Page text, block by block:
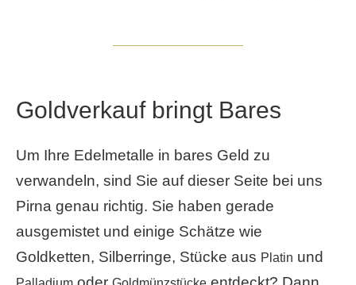
Goldverkauf bringt Bares
Um Ihre Edelmetalle in bares Geld zu
verwandeln, sind Sie auf dieser Seite bei uns
Pirna genau richtig. Sie haben gerade
ausgemistet und einige Schätze wie
Goldketten, Silberringe, Stücke aus Platin und